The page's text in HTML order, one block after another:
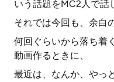
いう話題をMC2人で話
それでは今回も、余白
何回ぐらいから落ち着
動画作るときに、
最近は、なんか、やっ